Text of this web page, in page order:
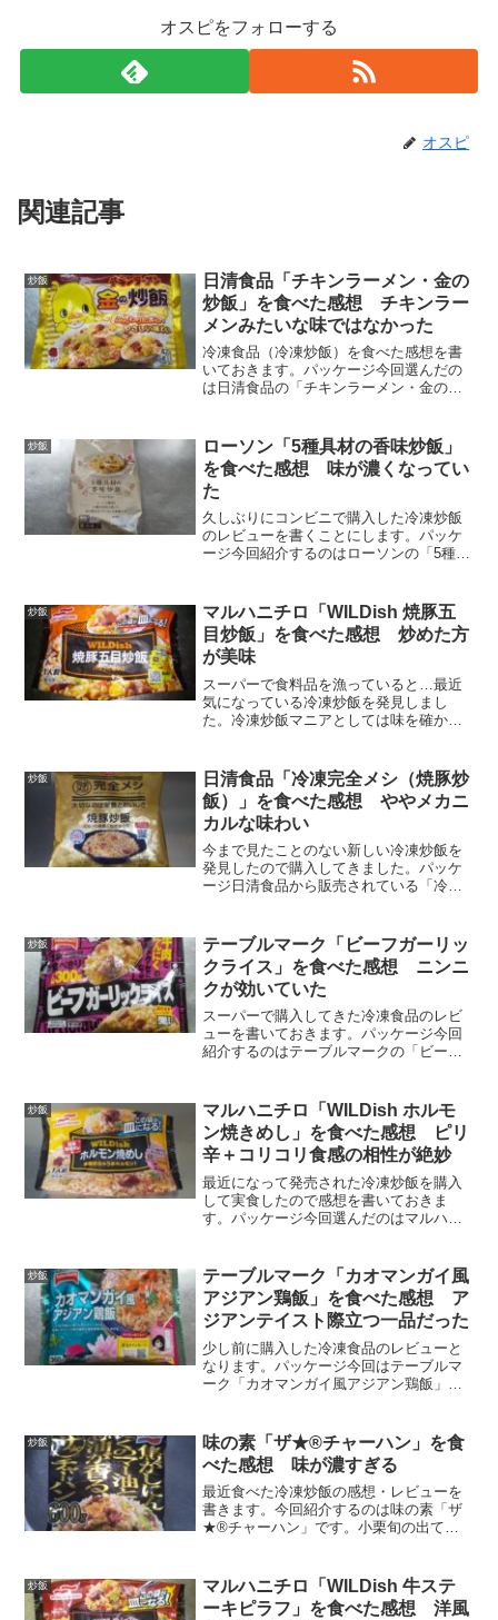
オスピをフォローする
オスピ
関連記事
炒飯
日清食品「チキンラーメン・金の
炒飯」を食べた感想 チキンラー
メンみたいな味ではなかった
冷凍食品（冷凍炒飯）を食べた感想を書
いておきます。パッケージ今回選んだの
は日清食品の「チキンラーメン・金の炒
した。「ほんのり甘い卵の優しい味わ
い」と強調されていますが、果たし...
炒飯
ローソン「5種具材の香味炒飯」
を食べた感想 味が濃くなってい
た
久しぶりにコンビニで購入した冷凍炒飯
のレビューを書くことにします。パッケ
ージ今回紹介するのはローソンの「5種具
れ…？確かこれと似たような商品があり
ましたよね。そう…以前紹介...
炒飯
マルハニチロ「WILDish 焼豚五
目炒飯」を食べた感想 炒めた方
が美味
スーパーで食料品を漁っていると…最近
気になっている冷凍炒飯を発見しまし
た。冷凍炒飯マニアとしては味を確かめ
が販売している「WILDish 焼豚五目炒
飯」です。伊藤健太郎...
炒飯
日清食品「冷凍完全メシ（焼豚炒
飯）」を食べた感想 ややメカニ
カルな味わい
今まで見たことのない新しい冷凍炒飯を
発見したので購入してきました。パッケ
ージ日清食品から販売されている「冷凍
のイメージですが、冷凍炒飯も登場しま
したか。「栄養とおいしさの...
炒飯
テーブルマーク「ビーフガーリッ
クライス」を食べた感想 ニンニ
クが効いていた
スーパーで購入してきた冷凍食品のレビ
ューを書いておきます。パッケージ今回
紹介するのはテーブルマークの「ビーフ
いないですし。牛肉とニンニクの旨
み！！…ということは漢の味な...
炒飯
マルハニチロ「WILDish ホルモ
ン焼きめし」を食べた感想 ピリ
辛＋コリコリ食感の相性が絶妙
最近になって発売された冷凍炒飯を購入
して実食したので感想を書いておきま
す。パッケージ今回選んだのはマルハニ
味」…これまでになかったタイプの冷凍
炒飯かもしれませんね...
炒飯
テーブルマーク「カオマンガイ風
アジアン鶏飯」を食べた感想 ア
ジアンテイスト際立つ一品だった
少し前に購入した冷凍食品のレビューと
なります。パッケージ今回はテーブルマ
ーク「カオマンガイ風アジアン鶏飯」を
ており…大人気クリエーター・パントビ
スコさんの珠玉のメッセ...
炒飯
味の素「ザ★®チャーハン」を食
べた感想 味が濃すぎる
最近食べた冷凍炒飯の感想・レビューを
書きます。今回紹介するのは味の素「ザ
★®チャーハン」です。小栗旬の出てい
の冷凍炒飯とは一線を画しています。主
張が激しすぎるせいかス...
炒飯
マルハニチロ「WILDish 牛ステ
ーキピラフ」を食べた感想 洋風